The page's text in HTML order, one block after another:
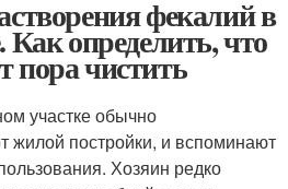
фекалий в
Как определить, что
пора чистить
участке обычно
жилой постройки, и вспоминают
Хозяин редко